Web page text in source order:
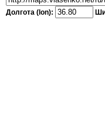
Долгота (lon):